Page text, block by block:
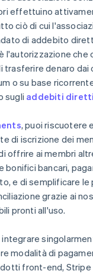
effettuino
ciò di cui
di addebito
l'autorizzazione che
trasferire denaro dai
o su base
sugli addebiti diretti
, puoi riscuotere
di iscrizione dei
offrire ai membri
bonifici bancari,
e di semplificare le
grazie ai
pronti all'uso.
integrare
modalità di
front-end,